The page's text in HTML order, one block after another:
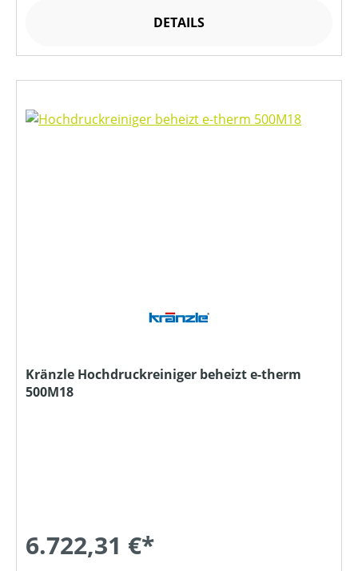
DETAILS
Kränzle Hochdruckreiniger beheizt e-therm
500M18
6.722,31 €*